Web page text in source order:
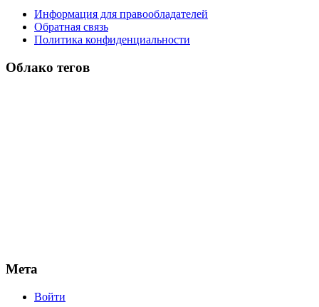
Информация для правообладателей
Обратная связь
Политика конфиденциальности
Облако тегов
Мета
Войти